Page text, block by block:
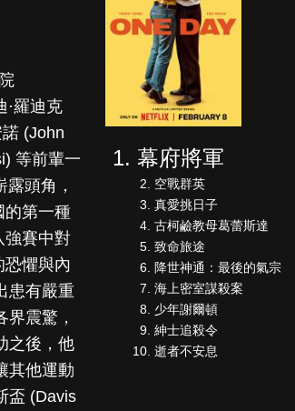
·羅迪克
(John
等前輩一
頭角，
的第一種
強賽中對
恐懼與內
患有嚴重
震驚，
之後，他
其他運動
盃 (Davis
幕府將軍
空戰群英
真愛挑日子
古柯鹼教母葛蕾斯達
致命旅途
降世神通：最後的氣宗
海上密室謀殺案
少年謝爾頓
紳士追殺令
逝者不安息